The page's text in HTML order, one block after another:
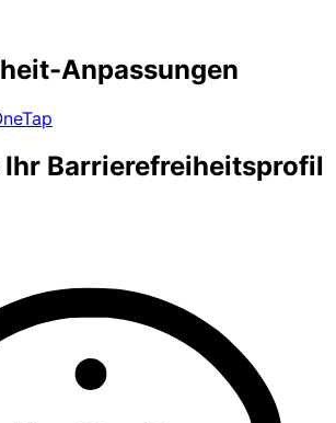
Anpassungen
Ihr Barrierefreiheitsprofil